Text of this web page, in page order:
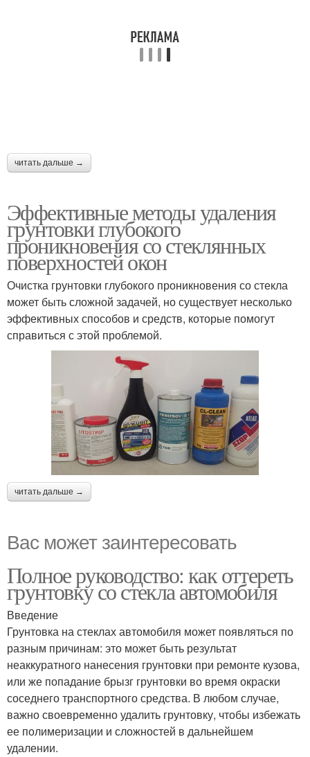
читать дальше →
Эффективные методы удаления
грунтовки глубокого
проникновения со стеклянных
поверхностей окон
Очистка грунтовки глубокого проникновения со стекла
может быть сложной задачей, но существует несколько
эффективных способов и средств, которые помогут
справиться с этой проблемой.
читать дальше →
Вас может заинтересовать
Полное руководство: как оттереть
грунтовку со стекла автомобиля
Введение
Грунтовка на стеклах автомобиля может появляться по
разным причинам: это может быть результат
неаккуратного нанесения грунтовки при ремонте кузова,
или же попадание брызг грунтовки во время окраски
соседнего транспортного средства. В любом случае,
важно своевременно удалить грунтовку, чтобы избежать
ее полимеризации и сложностей в дальнейшем
удалении.